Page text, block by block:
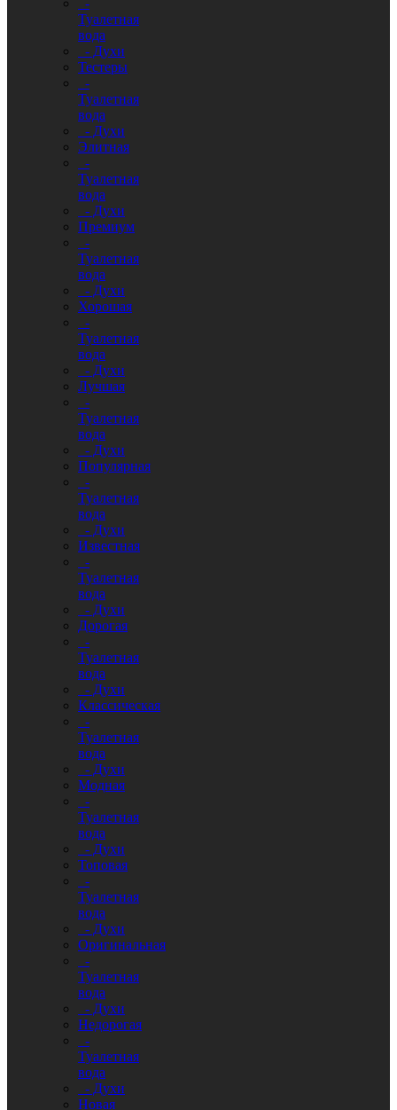
-
Туалетная
вода
- Духи
Тестеры
-
Туалетная
вода
- Духи
Элитная
-
Туалетная
вода
- Духи
Премиум
-
Туалетная
вода
- Духи
Хорошая
-
Туалетная
вода
- Духи
Лучшая
-
Туалетная
вода
- Духи
Популярная
-
Туалетная
вода
- Духи
Известная
-
Туалетная
вода
- Духи
Дорогая
-
Туалетная
вода
- Духи
Классическая
-
Туалетная
вода
- Духи
Модная
-
Туалетная
вода
- Духи
Топовая
-
Туалетная
вода
- Духи
Оригинальная
-
Туалетная
вода
- Духи
Недорогая
-
Туалетная
вода
- Духи
Новая